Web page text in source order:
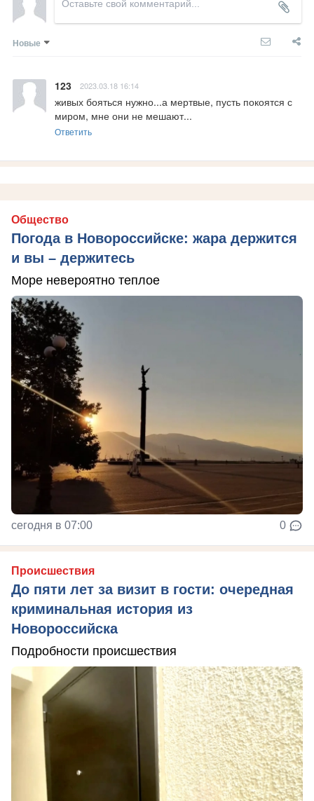
Новые
123 2023.03.18 16:14
живых бояться нужно...а мертвые, пусть покоятся с
миром, мне они не мешают...
Ответить
Общество
Погода в Новороссийске: жара держится
и вы – держитесь
Море невероятно теплое
сегодня в 07:00 0
Происшествия
До пяти лет за визит в гости: очередная
криминальная история из
Новороссийска
Подробности происшествия